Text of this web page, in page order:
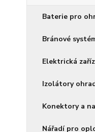
Baterie pro
Bránové
Elektrická
Izolátory
Konektory a
Nářadí pro